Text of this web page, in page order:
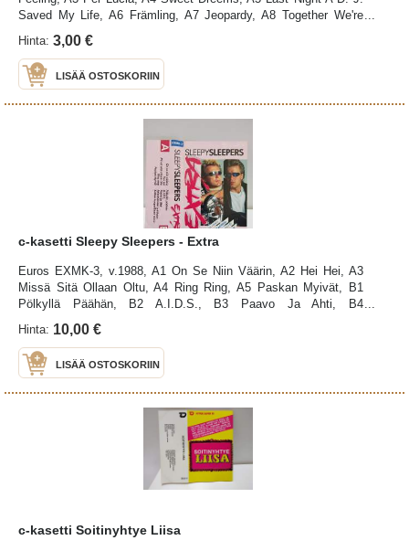
Saved My Life, A6 Främling, A7 Jeopardy, A8 Together We're
Africa, B5 China Girl, B6 Rock The Boat, B7 Candy Girl, B8
Julie, kotelo: kuntoluokitus K3, paperi: K3, kasetti: hieman
nuhraantumaa, kuntoluokitus K3 (K5=uusi, K4=erinomainen,
Hinta: 3,00 €
LISÄÄ OSTOSKORIIN
c-kasetti Sleepy Sleepers - Extra
Euros EXMK-3, v.1988, A1 On Se Niin Väärin, A2 Hei Hei, A3
Missä Sitä Ollaan Oltu, A4 Ring Ring, A5 Paskan Myivät, B1
Pölkyllä Päähän, B2 A.I.D.S., B3 Paavo Ja Ahti, B4
kuntoluokitus K3, paperi: merkintä, K3, kasetti: kuntoluokitus K3
(K5=uusi, K4=erinomainen, K3=hyvä, K2=tyydyttävä,
K1=kehno), kuntoarviointi silmämääräisesti, ei soittamalla
Hinta: 10,00 €
LISÄÄ OSTOSKORIIN
c-kasetti Soitinyhtye Liisa